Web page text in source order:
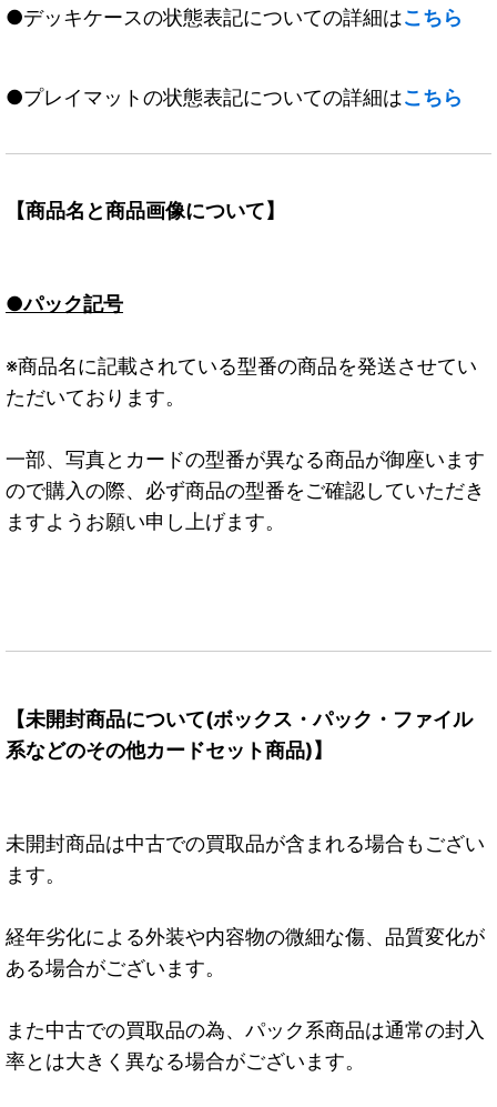
●デッキケースの状態表記についての詳細はこちら
●プレイマットの状態表記についての詳細はこちら
【商品名と商品画像について】
●パック記号
※商品名に記載されている型番の商品を発送させてい
ただいております。
一部、写真とカードの型番が異なる商品が御座います
ので購入の際、必ず商品の型番をご確認していただき
ますようお願い申し上げます。
【未開封商品について(ボックス・パック・ファイル
系などのその他カードセット商品)】
未開封商品は中古での買取品が含まれる場合もござい
ます。
経年劣化による外装や内容物の微細な傷、品質変化が
ある場合がございます。
また中古での買取品の為、パック系商品は通常の封入
率とは大きく異なる場合がございます。